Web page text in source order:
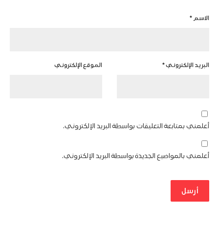
الاسم*
البريد الإلكتروني* الموقع الإلكتروني
أعلمني بمتابعة التعليقات بواسطة البريد الإلكتروني.
أعلمني بالمواضيع الجديدة بواسطة البريد الإلكتروني.